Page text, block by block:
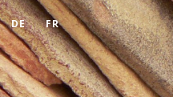
DE FR